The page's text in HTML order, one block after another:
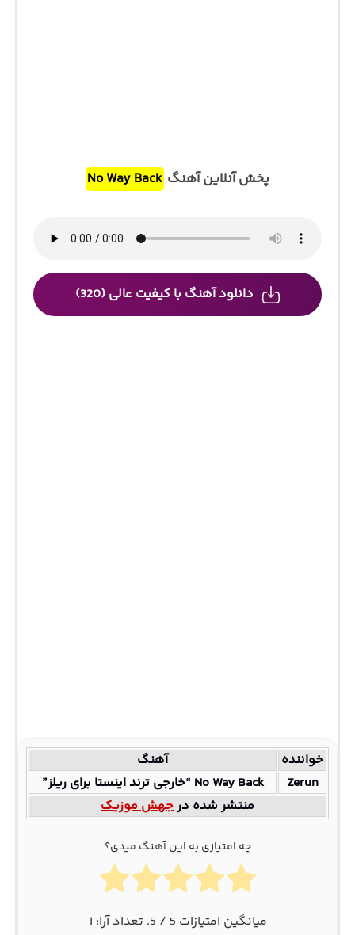
پخش آنلاین آهنگ No Way Back
دانلود آهنگ با کیفیت عالی (320)
خواننده
آهنگ
Zerun
No Way Back “خارجی ترند اینستا برای ریلز”
منتشر شده درجهش موزیک
چه امتیازی به این آهنگ میدی؟
میانگین امتیازات 5 / 5. تعداد آرا: 1